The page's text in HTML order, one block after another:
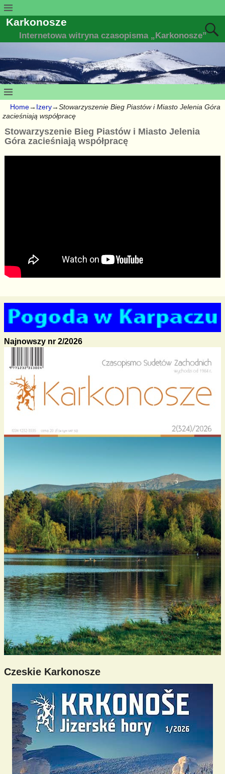
Karkonosze
Internetowa witryna czasopisma „Karkonosze”
Home→ Izery→Stowarzyszenie Bieg Piastów i Miasto Jelenia Góra
zacieśniają współpracę
Stowarzyszenie Bieg Piastów i Miasto Jelenia
Góra zacieśniają współpracę
Najnowszy nr 2/2026
Czeskie Karkonosze